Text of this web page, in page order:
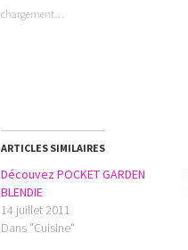
chargement…
ARTICLES SIMILAIRES
Découvez POCKET GARDEN
BLENDIE
14 juillet 2011
Dans "Cuisine"